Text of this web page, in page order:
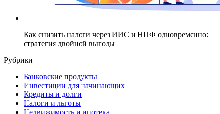
Как снизить налоги через ИИС и НПФ одновременно:
стратегия двойной выгоды
Рубрики
Банковские продукты
Инвестиции для начинающих
Кредиты и долги
Налоги и льготы
Недвижимость и ипотека